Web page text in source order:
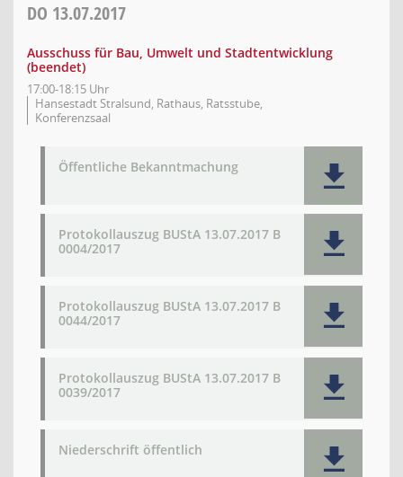
DO 13.07.2017
Ausschuss für Bau, Umwelt und Stadtentwicklung
(beendet)
17:00-18:15 Uhr
Hansestadt Stralsund, Rathaus, Ratsstube,
Konferenzsaal
Öffentliche Bekanntmachung
Protokollauszug BUStA 13.07.2017 B
0004/2017
Protokollauszug BUStA 13.07.2017 B
0044/2017
Protokollauszug BUStA 13.07.2017 B
0039/2017
Niederschrift öffentlich